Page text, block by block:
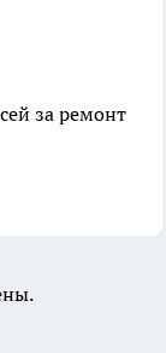
за ремонт